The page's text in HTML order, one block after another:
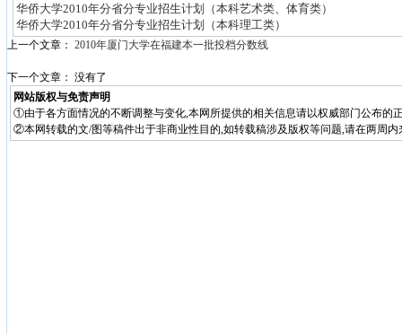
华侨大学2010年分省分专业招生计划（本科艺术类、体育类）
华侨大学2010年分省分专业招生计划（本科理工类）
上一个文章： 2010年厦门大学在福建本一批投档分数线
下一个文章： 没有了
网站版权与免责声明
①由于各方面情况的不断调整与变化,本网所提供的相关信息请以权威部门公布的
②本网转载的文/图等稿件出于非商业性目的,如转载稿涉及版权等问题,请在两周内